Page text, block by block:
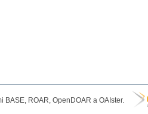
ROAR, OpenDOAR a OAIster.